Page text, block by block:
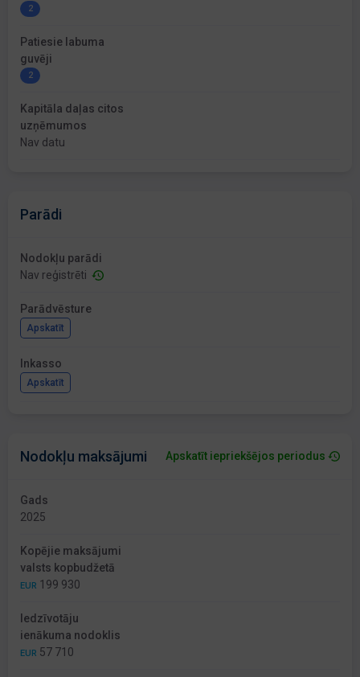
2
Patiesie labuma
guvēji
2
Kapitāla daļas citos
uzņēmumos
Nav datu
Parādi
Nodokļu parādi
Nav reģistrēti
Parādvēsture
Apskatīt
Inkasso
Apskatīt
Nodokļu maksājumi Apskatīt iepriekšējos periodus
Gads
2025
Kopējie maksājumi
valsts kopbudžetā
EUR 199 930
Iedzīvotāju
ienākuma nodoklis
EUR 57 710